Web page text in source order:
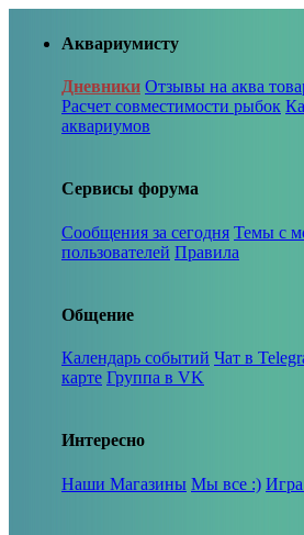
Аквариумисту
Дневники Отзывы на аква
Расчет совместимости рыбок
аквариумов
Сервисы форума
Сообщения за сегодня Темы с
пользователей Правила
Общение
Календарь событий Чат в
карте Группа в VK
Интересно
Наши Магазины Мы все :)